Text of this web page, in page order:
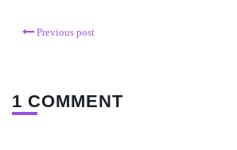
Previous post
1 COMMENT